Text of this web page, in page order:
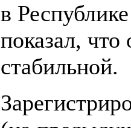
в
показал, что
стабильной.